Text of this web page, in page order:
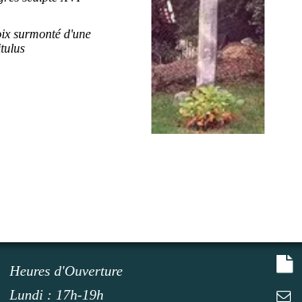
surmonté d'une
Heures d'Ouverture
Lundi : 17h-19h